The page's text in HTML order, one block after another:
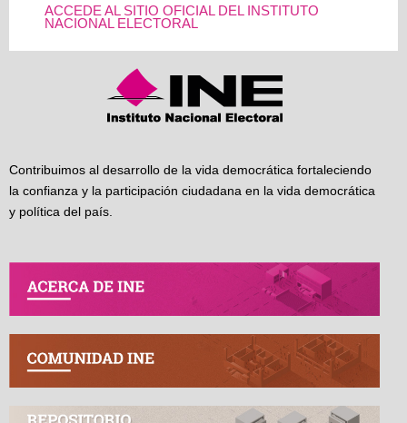
ACCEDE AL SITIO OFICIAL DEL INSTITUTO
NACIONAL ELECTORAL
Contribuimos al desarrollo de la vida democrática fortaleciendo
la confianza y la participación ciudadana en la vida democrática
y política del país.